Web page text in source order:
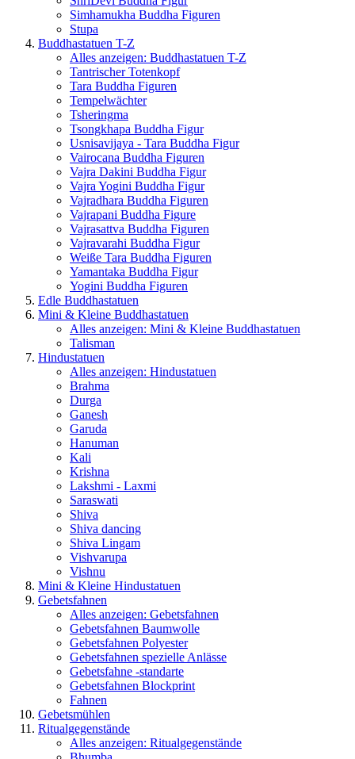
Simhamukha Buddha Figuren
Stupa
Buddhastatuen T-Z
Alles anzeigen: Buddhastatuen T-Z
Tantrischer Totenkopf
Tara Buddha Figuren
Tempelwächter
Tsheringma
Tsongkhapa Buddha Figur
Usnisavijaya - Tara Buddha Figur
Vairocana Buddha Figuren
Vajra Dakini Buddha Figur
Vajra Yogini Buddha Figur
Vajradhara Buddha Figuren
Vajrapani Buddha Figure
Vajrasattva Buddha Figuren
Vajravarahi Buddha Figur
Weiße Tara Buddha Figuren
Yamantaka Buddha Figur
Yogini Buddha Figuren
Edle Buddhastatuen
Mini & Kleine Buddhastatuen
Alles anzeigen: Mini & Kleine Buddhastatuen
Talisman
Hindustatuen
Alles anzeigen: Hindustatuen
Brahma
Durga
Ganesh
Garuda
Hanuman
Kali
Krishna
Lakshmi - Laxmi
Saraswati
Shiva
Shiva dancing
Shiva Lingam
Vishvarupa
Vishnu
Mini & Kleine Hindustatuen
Gebetsfahnen
Alles anzeigen: Gebetsfahnen
Gebetsfahnen Baumwolle
Gebetsfahnen Polyester
Gebetsfahnen spezielle Anlässe
Gebetsfahne -standarte
Gebetsfahnen Blockprint
Fahnen
Gebetsmühlen
Ritualgegenstände
Alles anzeigen: Ritualgegenstände